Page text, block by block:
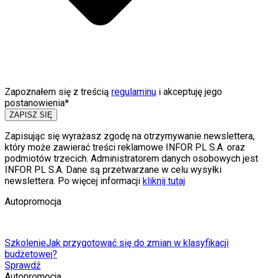
Zapoznałem się z treścią regulaminu i akceptuję jego
postanowienia*
ZAPISZ SIĘ
Zapisując się wyrażasz zgodę na otrzymywanie newslettera,
który może zawierać treści reklamowe INFOR PL S.A. oraz
podmiotów trzecich. Administratorem danych osobowych jest
INFOR PL S.A. Dane są przetwarzane w celu wysyłki
newslettera. Po więcej informacji kliknij tutaj
Autopromocja
SzkolenieJak przygotować się do zmian w klasyfikacji
budżetowej?
Sprawdź